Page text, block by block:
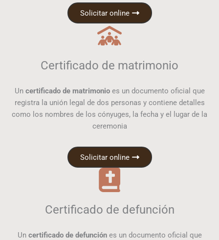
Solicitar online
Certificado de matrimonio
Un certificado de matrimonioes un documento oficial que
registra la unión legal de dos personas y contiene detalles
como los nombres de los cónyuges, la fecha y el lugar de la
ceremonia
Solicitar online
Certificado de defunción
Un certificado de defunciónes un documento oficial que